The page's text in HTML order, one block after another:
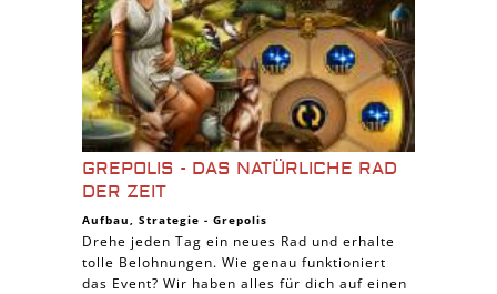
GREPOLIS - DAS NATÜRLICHE RAD
DER ZEIT
Aufbau, Strategie - Grepolis
Drehe jeden Tag ein neues Rad und erhalte
tolle Belohnungen. Wie genau funktioniert
das Event? Wir haben alles für dich auf einen